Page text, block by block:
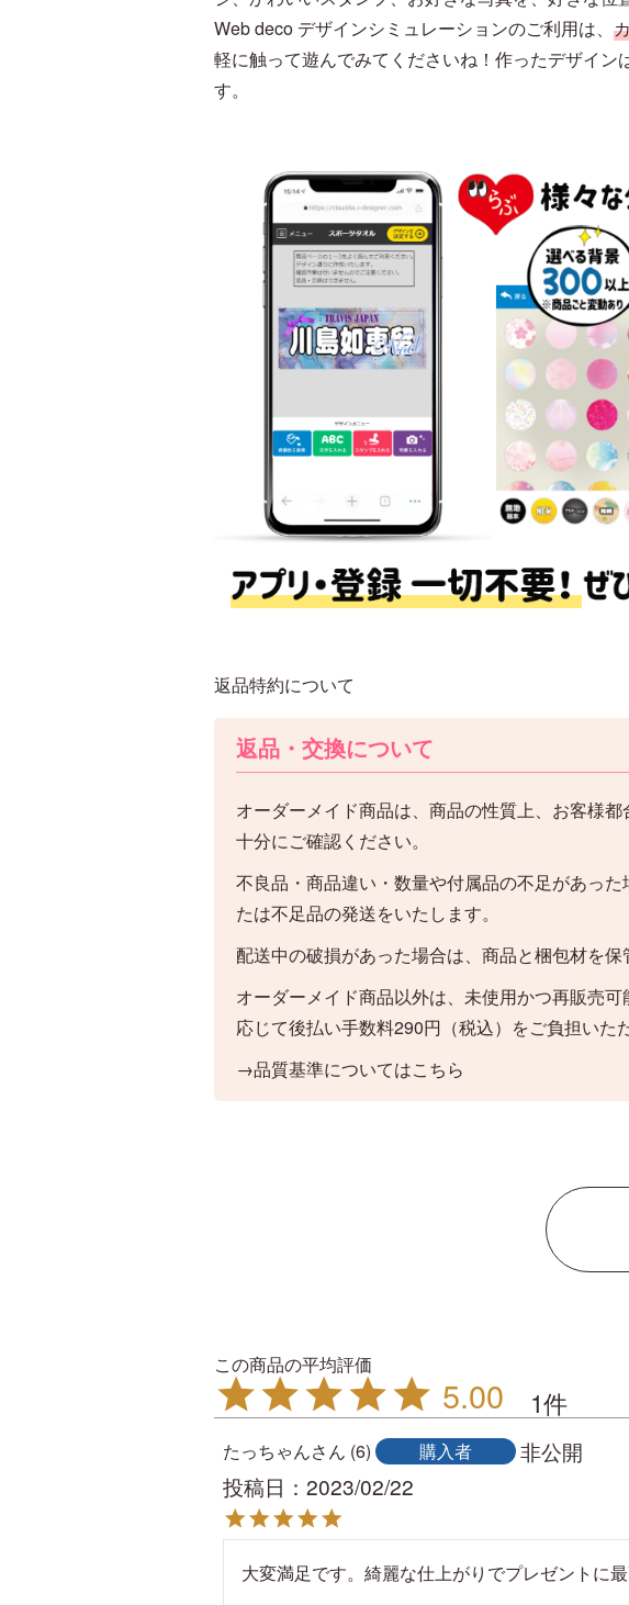
Web deco デザインシミュレーションのご利用は、
軽に触って遊んでみてくださいね！作ったデザイ
す。
返品特約について
返品・交換について
オーダーメイド商品は、商品の性質上、お客様
十分にご確認ください。
不良品・商品違い・数量や付属品の不足があっ
たは不足品の発送をいたします。
配送中の破損があった場合は、商品と梱包材を
オーダーメイド商品以外は、未使用かつ再販売
応じて後払い手数料290円（税込）をご負担いた
→品質基準についてはこちら
5.00 1
たっちゃん 6 購入者
非公開
投稿日
2023/02/22
大変満足です。綺麗な仕上がりでプレゼントに最